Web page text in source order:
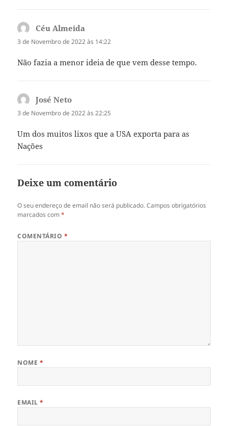
Céu Almeida
3 de Novembro de 2022 às 14:22
Não fazia a menor ideia de que vem desse tempo.
José Neto
3 de Novembro de 2022 às 22:25
Um dos muitos lixos que a USA exporta para as
Nações
Deixe um comentário
O seu endereço de email não será publicado. Campos obrigatórios
marcados com*
COMENTÁRIO *
NOME *
EMAIL*